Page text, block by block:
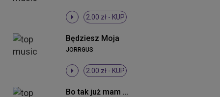
2.00 zł - KUP
Będziesz Moja
JORRGUS
2.00 zł - KUP
Bo tak już mam (DJ Cookis Tek Remix)